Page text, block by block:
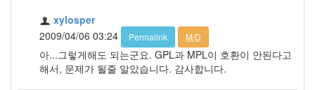
xylosper
2009/04/06 03:24
Permalink M/D
아...그렇게해도 되는군요. GPL과 MPL이 호환이 안된다고
해서, 문제가 될줄 알았습니다. 감사합니다.